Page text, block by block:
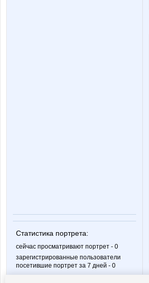
Статистика портрета:
сейчас просматривают портрет - 0
зарегистрированные пользователи
посетившие портрет за 7 дней - 0